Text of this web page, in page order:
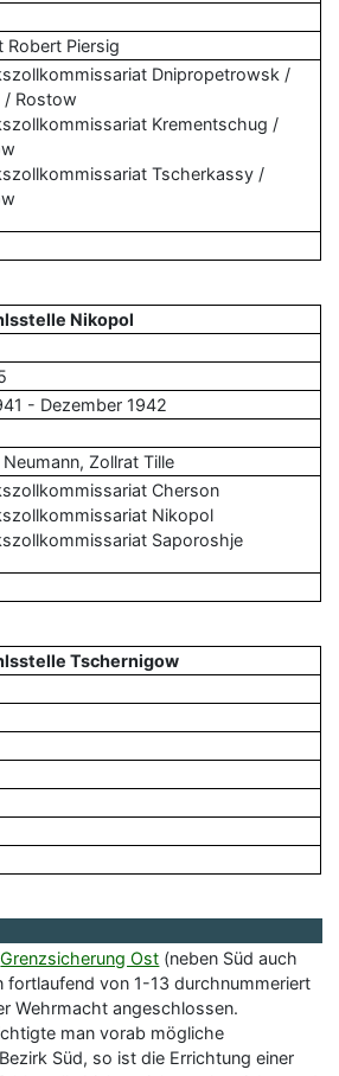
Robert Piersig
Dnipropetrowsk /
/ Rostow
Krementschug /
Tscherkassy /
Nikopol
- Dezember 1942
Zollrat Tille
Cherson
Nikopol
Saporoshje
Tschernigow
Grenzsicherung Ost (neben Süd auch
fortlaufend von 1-13 durchnummeriert
Wehrmacht angeschlossen.
man vorab mögliche
Süd, so ist die Errichtung einer